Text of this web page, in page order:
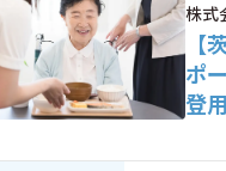
株式
ポ
登